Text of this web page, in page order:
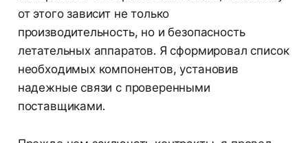
от этого зависит не только
производительность, но и безопасность
летательных аппаратов. Я сформировал список
необходимых компонентов, установив
надежные связи с проверенными
поставщиками.